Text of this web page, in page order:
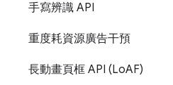
手寫辨識 API
重度耗資源廣告干預
長動畫頁框 API (LoAF)